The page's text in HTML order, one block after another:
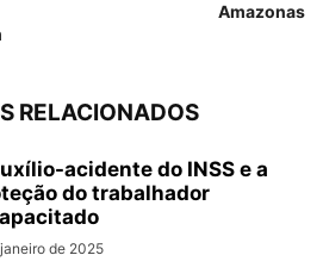
Amazonas
RELACIONADOS
acidente do INSS e a
do trabalhador
de 2025